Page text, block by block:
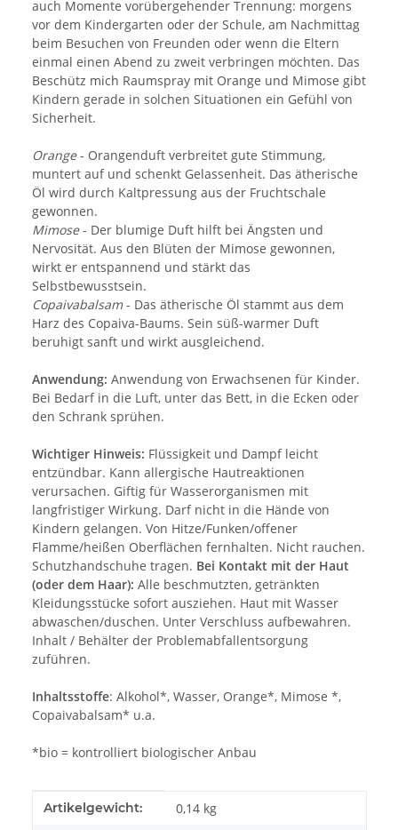
auch Momente vorübergehender Trennung: morgens
vor dem Kindergarten oder der Schule, am Nachmittag
beim Besuchen von Freunden oder wenn die Eltern
einmal einen Abend zu zweit verbringen möchten. Das
Beschütz mich Raumspray mit Orange und Mimose gibt
Kindern gerade in solchen Situationen ein Gefühl von
Sicherheit.
Orange- Orangenduft verbreitet gute Stimmung,
muntert auf und schenkt Gelassenheit. Das ätherische
Öl wird durch Kaltpressung aus der Fruchtschale
gewonnen.
Mimose- Der blumige Duft hilft bei Ängsten und
Nervosität. Aus den Blüten der Mimose gewonnen,
wirkt er entspannend und stärkt das
Selbstbewusstsein.
Copaivabalsam- Das ätherische Öl stammt aus dem
Harz des Copaiva-Baums. Sein süß-warmer Duft
beruhigt sanft und wirkt ausgleichend.
Anwendung: Anwendung von Erwachsenen für Kinder.
Bei Bedarf in die Luft, unter das Bett, in die Ecken oder
den Schrank sprühen.
Wichtiger Hinweis: Flüssigkeit und Dampf leicht
entzündbar. Kann allergische Hautreaktionen
verursachen. Giftig für Wasserorganismen mit
langfristiger Wirkung. Darf nicht in die Hände von
Kindern gelangen. Von Hitze/Funken/offener
Flamme/heißen Oberflächen fernhalten. Nicht rauchen.
Schutzhandschuhe tragen. Bei Kontakt mit der Haut
(oder dem Haar): Alle beschmutzten, getränkten
Kleidungsstücke sofort ausziehen. Haut mit Wasser
abwaschen/duschen. Unter Verschluss aufbewahren.
Inhalt / Behälter der Problemabfallentsorgung
zuführen.
Inhaltsstoffe: Alkohol*, Wasser, Orange*, Mimose *,
Copaivabalsam* u.a.
*bio = kontrolliert biologischer Anbau
Produkteigenschaft
Wert
Artikelgewicht: 0,14 kg